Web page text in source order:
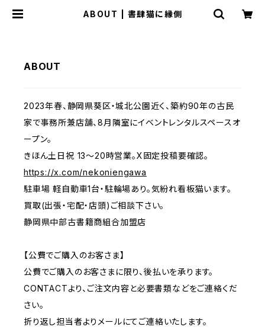
ABOUT | 書肆猫に縁側
ABOUT
2023年春、静岡県葵区・城北公園近く、築約90年の古民
家で事務所兼店舗、8月隣室にイベントレンタルスペースオ
ープン。
きほん土日祝 13〜20時営業。X固定投稿要確認。
https://x.com/nekoniengawa
駐車場 軽自動車1台・駐輪場あり。気紛れ看板猫います。
買取(出張・宅配・店頭)ご相談下さい。
静岡県中部古書籍商組合加盟店
【公費でご購入のお客さま】
公費でご購入のお客さまに限り、後払いを承ります。
CONTACTより、ご注文内容と必要書類などをご連絡くだ
さい。
折り返し担当者よりメールにてご連絡いたします。